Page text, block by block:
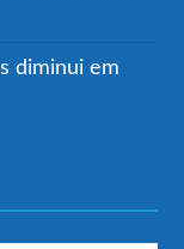
diminui em